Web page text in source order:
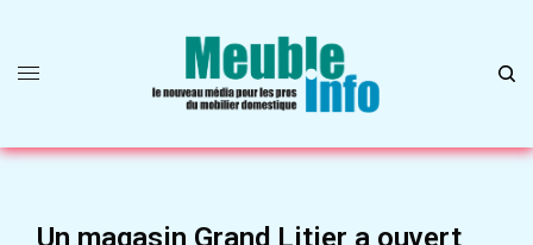
Un magasin Grand Litier a ouvert